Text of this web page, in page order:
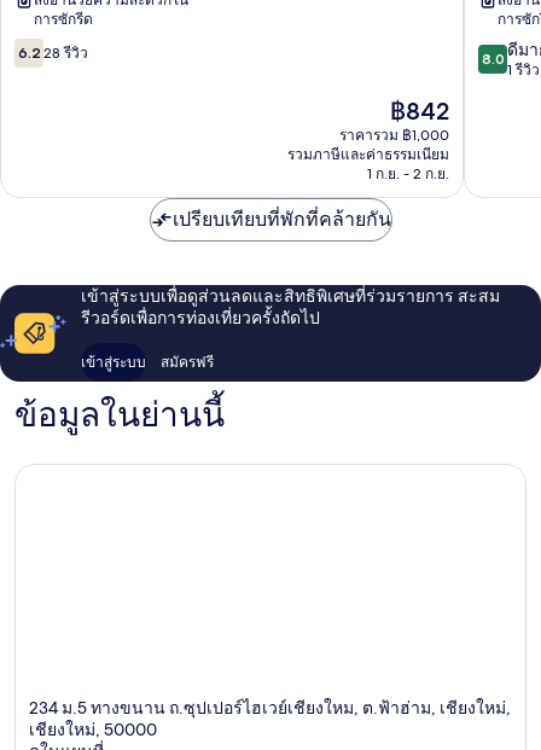
ต์
เฮา
ส์
ย่าน
การซักรีด
6.2
จาก
6.2 28 รีวิว
ราคา
ปัจจุบัน
คือ
฿842
฿842
ราคารวม ฿1,000
รวมภาษีและค่าธรรมเนียม
1 ก.ย. - 2 ก.ย.
ชัว
สวีท
คอน
การซั
8.0
จาก
8.0 ดีม
1 รีวิว
เปรียบเทียบที่พักที่คล้ายกัน
เข้าสู่ระบบเพื่อดูส่วนลดและสิทธิพิเศษที่ร่วมรายการ สะสม
รีวอร์ดเพื่อการท่องเที่ยวครั้งถัดไป
เข้าสู่ระบบ สมัครฟรี
ข้อมูลในย่านนี้
234 ม.5 ทางขนาน ถ.ซุปเปอร์ไฮเวย์เชียงใหม, ต.ฟ้าฮ่าม, เชียงใหม่,
เชียงใหม่, 50000